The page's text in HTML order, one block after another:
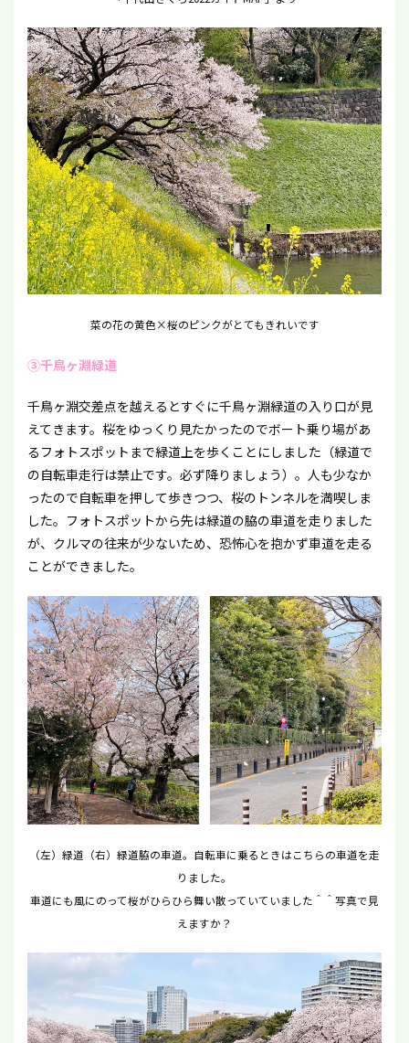
菜の花の黄色×桜のピンクがとてもきれいです
③千鳥ヶ淵緑道
千鳥ヶ淵交差点を越えるとすぐに千鳥ヶ淵緑道の入り口が見
えてきます。桜をゆっくり見たかったのでボート乗り場があ
るフォトスポットまで緑道上を歩くことにしました（緑道で
の自転車走行は禁止です。必ず降りましょう）。人も少なか
ったので自転車を押して歩きつつ、桜のトンネルを満喫しま
した。フォトスポットから先は緑道の脇の車道を走りました
が、クルマの往来が少ないため、恐怖心を抱かず車道を走る
ことができました。
（左）緑道（右）緑道脇の車道。自転車に乗るときはこちらの車道を走
りました。
車道にも風にのって桜がひらひら舞い散っていていました＾＾写真で見
えますか？